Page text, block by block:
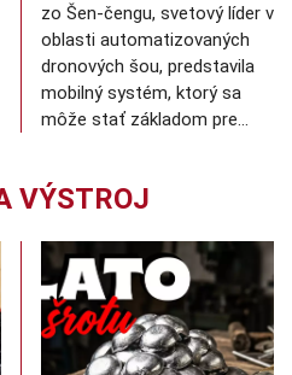
zo Šen-čengu, svetový líder v
oblasti automatizovaných
dronových šou, predstavila
mobilný systém, ktorý sa
môže stať základom pre…
VÝSTROJ